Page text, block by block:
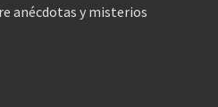
anécdotas y misterios